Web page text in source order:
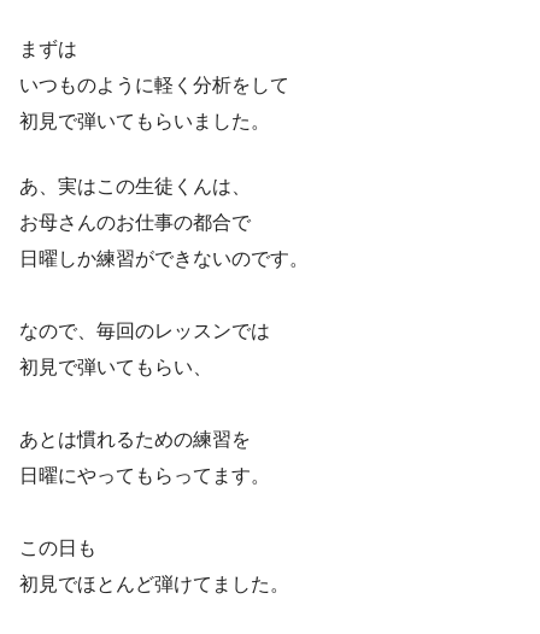
まずは
いつものように軽く分析をして
初見で弾いてもらいました。
あ、実はこの生徒くんは、
お母さんのお仕事の都合で
日曜しか練習ができないのです。
なので、毎回のレッスンでは
初見で弾いてもらい、
あとは慣れるための練習を
日曜にやってもらってます。
この日も
初見でほとんど弾けてました。